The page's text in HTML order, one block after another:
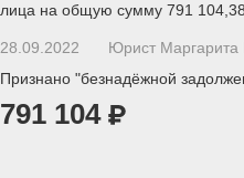
лица на общую сумму 791 104,38
28.09.2022 Юрист Маргарита
Признано "безнадёжной
791 104